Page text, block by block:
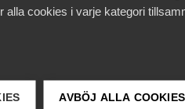
alla cookies i varje kategori
AVBÖJ ALLA COOKIES